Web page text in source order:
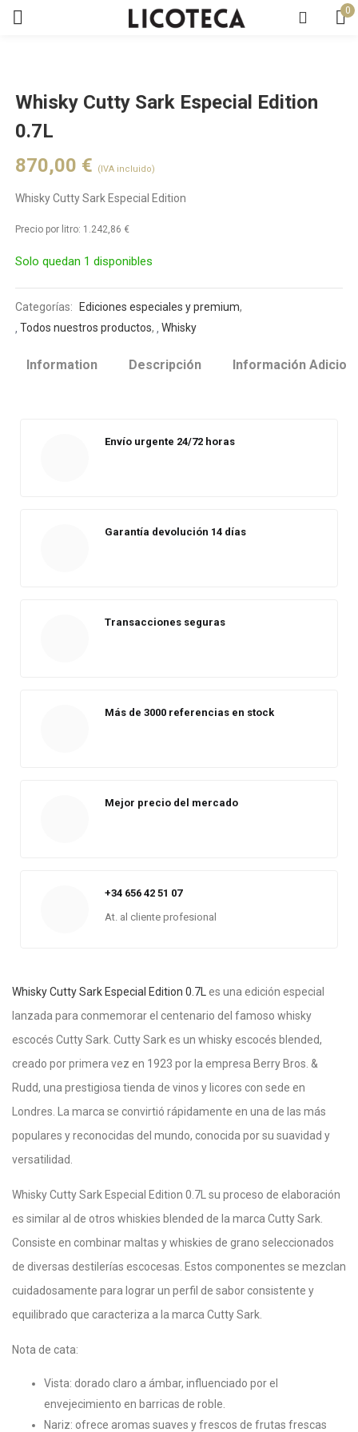
0
Whisky Cutty Sark Especial Edition
0.7L
870,00 € (IVA incluido)
Whisky Cutty Sark Especial Edition
Precio por litro: 1.242,86 €
Solo quedan 1 disponibles
Categorías: Ediciones especiales y premium,
Todos nuestros productos, Whisky
Information Descripción Información
Envío urgente 24/72 horas
Garantía devolución 14 días
Transacciones seguras
Más de 3000 referencias en stock
Mejor precio del mercado
+34 656 42 51 07
At. al cliente profesional
Whisky Cutty Sark Especial Edition 0.7L
es una edición especial
lanzada para conmemorar el centenario del famoso whisky
escocés Cutty Sark. Cutty Sark es un whisky escocés blended,
creado por primera vez en 1923 por la empresa Berry Bros. &
Rudd, una prestigiosa tienda de vinos y licores con sede en
Londres. La marca se convirtió rápidamente en una de las más
populares y reconocidas del mundo, conocida por su suavidad y
versatilidad.
Whisky Cutty Sark Especial Edition 0.7L su proceso de elaboración
es similar al de otros whiskies blended de la marca Cutty Sark.
Consiste en combinar maltas y whiskies de grano seleccionados
de diversas destilerías escocesas. Estos componentes se mezclan
cuidadosamente para lograr un perfil de sabor consistente y
equilibrado que caracteriza a la marca Cutty Sark.
Nota de cata:
Vista: dorado claro a ámbar, influenciado por el
envejecimiento en barricas de roble.
Nariz: ofrece aromas suaves y frescos de frutas frescas